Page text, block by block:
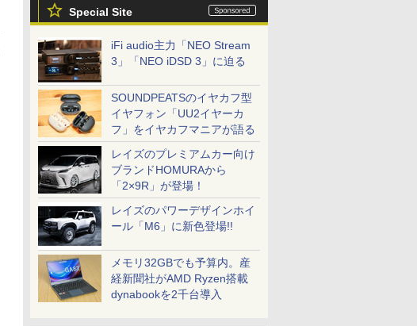
Special Site
iFi audio主力「NEO Stream
3」「NEO iDSD 3」に迫る
SOUNDPEATSのイヤカフ型
イヤフォン「UU2イヤーカ
フ」をイヤカフマニアが語る
レイズのプレミアムカー向け
ブランドHOMURAから
「2×9R」が登場！
レイズのパワーデザインホイ
ール「M6」に新色登場!!
メモリ32GBでも予算内。産
経新聞社がAMD Ryzen搭載
dynabookを2千台導入